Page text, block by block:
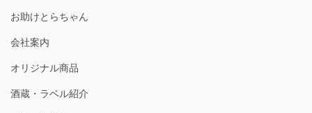
お助けとらちゃん
会社案内
オリジナル商品
酒蔵・ラベル紹介